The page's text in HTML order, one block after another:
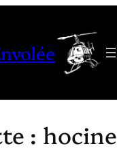
: hocine